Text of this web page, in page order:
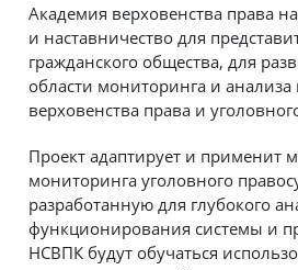
Академия верховенства права
и наставничество для
гражданского общества, для
области мониторинга и анализа
верховенства права и
Проект адаптирует и применит
мониторинга уголовного
разработанную для глубокого
функционирования системы и
НСВПК будут обучаться